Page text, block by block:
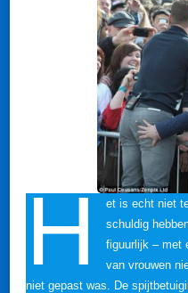
H
et is echt niet
schuldig
figuurlijk – met
van vrouwen
niet gepast was. De